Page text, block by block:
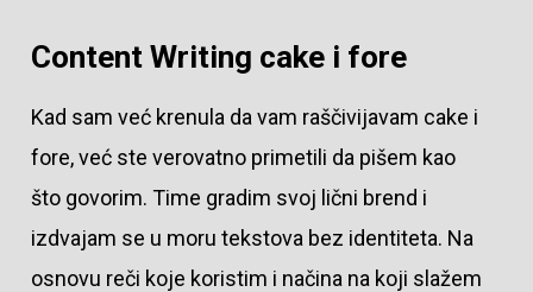
Content Writing cake i fore
Kad sam već krenula da vam raščivijavam cake i
fore, već ste verovatno primetili da pišem kao
što govorim. Time gradim svoj lični brend i
izdvajam se u moru tekstova bez identiteta. Na
osnovu reči koje koristim i načina na koji slažem